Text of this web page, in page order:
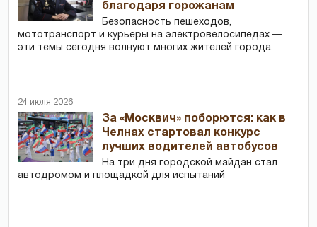
благодаря горожанам
Безопасность пешеходов,
мототранспорт и курьеры на электровелосипедах —
эти темы сегодня волнуют многих жителей города.
24 июля 2026
За «Москвич» поборются: как в
Челнах стартовал конкурс
лучших водителей автобусов
На три дня городской майдан стал
автодромом и площадкой для испытаний